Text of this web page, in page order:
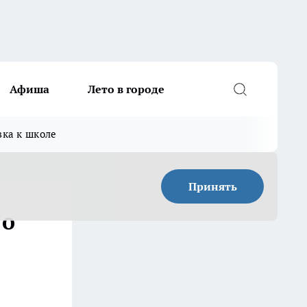
Афиша Лето в городе
к школе
Принять